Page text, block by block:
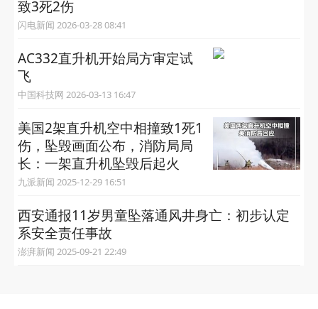
致3死2伤
闪电新闻 2026-03-28 08:41
AC332直升机开始局方审定试
飞
中国科技网 2026-03-13 16:47
美国2架直升机空中相撞致1死1
伤，坠毁画面公布，消防局局
长：一架直升机坠毁后起火
九派新闻 2025-12-29 16:51
西安通报11岁男童坠落通风井身亡：初步认定
系安全责任事故
澎湃新闻 2025-09-21 22:49